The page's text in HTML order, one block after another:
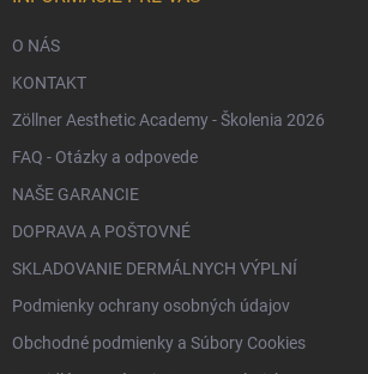
O NÁS
KONTAKT
Zöllner Aesthetic Academy - Školenia 2026
FAQ - Otázky a odpovede
NAŠE GARANCIE
DOPRAVA A POŠTOVNÉ
SKLADOVANIE DERMÁLNYCH VÝPLNÍ
Podmienky ochrany osobných údajov
Obchodné podmienky a Súbory Cookies